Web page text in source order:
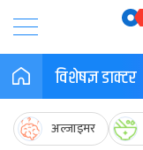
विशेषज्ञ डाक्टर
अल्जाइमर